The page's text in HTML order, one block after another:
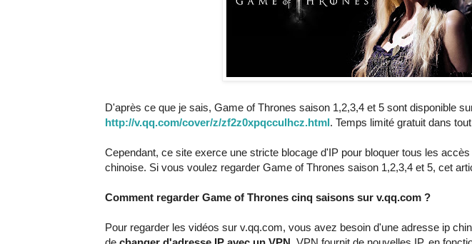
D'après ce que je sais, Game of Thrones saison 1,2,3,4 et 5 sont disponible
http://v.qq.com/cover/z/zf2z0xpqcculhcz.html. Temps limité gratuit dans
Cependant, ce site exerce une stricte blocage d'IP pour bloquer tous les
chinoise. Si vous voulez regarder Game of Thrones saison 1,2,3,4 et 5, cet
Comment regarder Game of Thrones cinq saisons sur v.qq.com ?
Pour regarder les vidéos sur v.qq.com, vous avez besoin d'une adresse ip